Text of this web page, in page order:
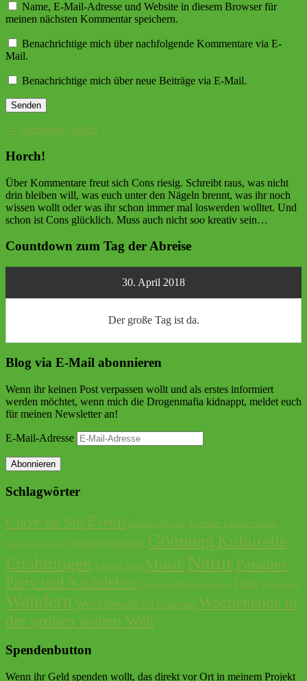
Name, E-Mail-Adresse und Website in diesem Browser für
meinen nächsten Kommentar speichern.
Benachrichtige mich über nachfolgende Kommentare via E-
Mail.
Benachrichtige mich über neue Beiträge via E-Mail.
← Vorheriger Artikel
Horch!
Über Kommentare freut sich Cons riesig. Schreibt raus, was nicht
drin bleiben will, was euch unter den Nägeln brennt, was ihr noch
wissen wollt oder was ihr schon immer mal loswerden wolltet. Und
schon ist Cons glücklich. Muss auch nicht soo kreativ sein…
Countdown zum Tag der Abreise
30. April 2018
Der große Tag ist da.
Blog via E-Mail abonnieren
Wenn ihr keinen Post verpassen wollt und als erstes informiert
werden möchtet, wenn mich die Drogenmafia kidnappt, meldet euch
für meinen Newsletter an!
E-Mail-Adresse
Abonnieren
Schlagwörter
Clave de Sur Essen Familie Alvarez Familie Campoverde
Familie Echeverria Grenzerfahrung Gönnung Kulturelle
Erfahrungen Lehrer sein Musik Natur Paradies
Party und Nachtleben
Süperbeste Buchempfehlung Tiere Unterrichten
Wandern Wochenende im Guasmo Wochenende in
der großen weiten Welt
Spendenbutton
Wenn ihr Geld spenden wollt, das direkt vor Ort in meinem Projekt